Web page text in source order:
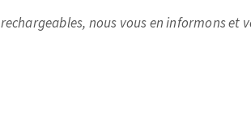
Meules de tourets
nous vous en informons et